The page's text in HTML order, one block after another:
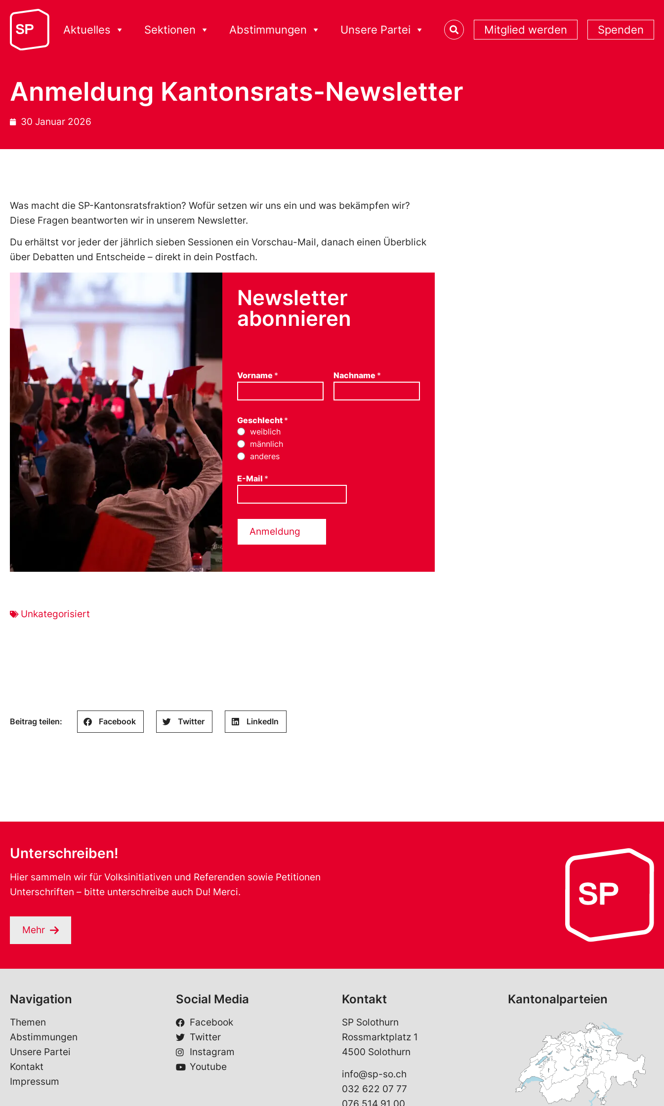
Aktuelles Sektionen Abstimmungen Unsere Partei Mitglied werden Spenden
Anmeldung Kantonsrats-Newsletter
30 Januar 2026
Was macht die SP-Kantonsratsfraktion? Wofür setzen wir uns ein und was bekämpfen wir?
Diese Fragen beantworten wir in unserem Newsletter.
Du erhältst vor jeder der jährlich sieben Sessionen ein Vorschau-Mail, danach einen Überblick
über Debatten und Entscheide – direkt in dein Postfach.
Newsletter
abonnieren
Vorname * Nachname *
Geschlecht *
weiblich
männlich
anderes
E-Mail *
Anmeldung
Unkategorisiert
Beitrag teilen: Facebook Twitter LinkedIn
Unterschreiben!
Hier sammeln wir für Volksinitiativen und Referenden sowie Petitionen
Unterschriften – bitte unterschreibe auch Du! Merci.
Mehr
Navigation
Themen
Abstimmungen
Unsere Partei
Kontakt
Impressum
Social Media
Facebook
Twitter
Instagram
Youtube
Kontakt
SP Solothurn
Rossmarktplatz 1
4500 Solothurn
info@sp-so.ch
032 622 07 77
076 514 91 00
Kantonalparteien